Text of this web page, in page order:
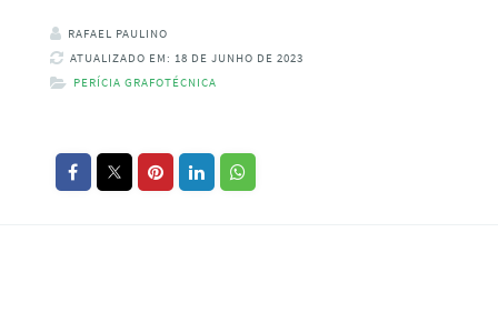
RAFAEL PAULINO
ATUALIZADO EM: 18 DE JUNHO DE 2023
PERÍCIA GRAFOTÉCNICA